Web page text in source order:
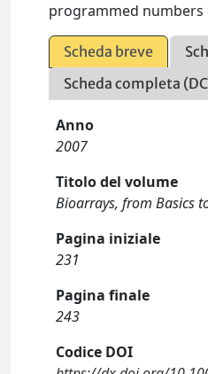
programmed numbers
Scheda breve
Scheda completa
Anno
2007
Titolo del volume
Bioarrays, from Basics
Pagina iniziale
231
Pagina finale
243
Codice DOI